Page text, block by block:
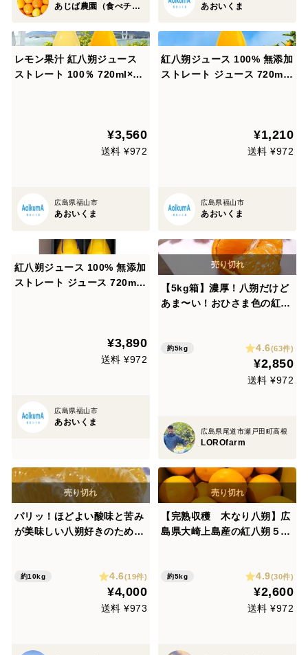
あじば農園（食べチョク） あおいくま
レモン果汁 紅八朔ジュース
ストレート 100％ 720ml×2
¥3,560
送料 ¥972
広島県福山市
あおいくま
紅八朔ジュース 100% 無添加
ストレート ジュース 720ml×
¥1,210
送料 ¥972
広島県福山市
あおいくま
紅八朔ジュース 100% 無添加
ストレート ジュース 720ml×
¥3,890
送料 ¥972
広島県福山市
あおいくま
【5kg箱】濃厚！八朔だけど
あま〜い！おひさま色の紅八
約5kg 4.6(63件)
¥2,850
送料 ¥972
広島県尾道市瀬戸田町高根
LOROfarm
パリッ！ほどよい酸味と苦み
が美味しい八朔好きのための
約10kg 4.6(19件)
¥4,000
送料 ¥973
【完熟収穫 木なり八朔】広
島県大崎上島産の紅八朔５キ
一度食べてみんしゃい
約5kg 4.9(30件)
¥2,600
送料 ¥972